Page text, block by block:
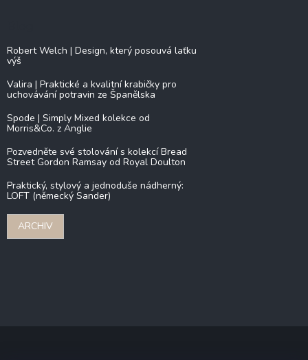
Robert Welch | Design, který posouvá laťku
výš
Valira | Praktické a kvalitní krabičky pro
uchovávání potravin ze Španělska
Spode | Simply Mixed kolekce od
Morris&Co. z Anglie
Pozvedněte své stolování s kolekcí Bread
Street Gordon Ramsay od Royal Doulton
Praktický, stylový a jednoduše nádherný:
LOFT (německý Sander)
ARCHIV